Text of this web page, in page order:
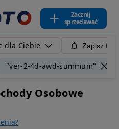
Zacznij
sprzedawać
dla Ciebie Zapisz
"ver-2-4d-awd-summum"
Osobowe